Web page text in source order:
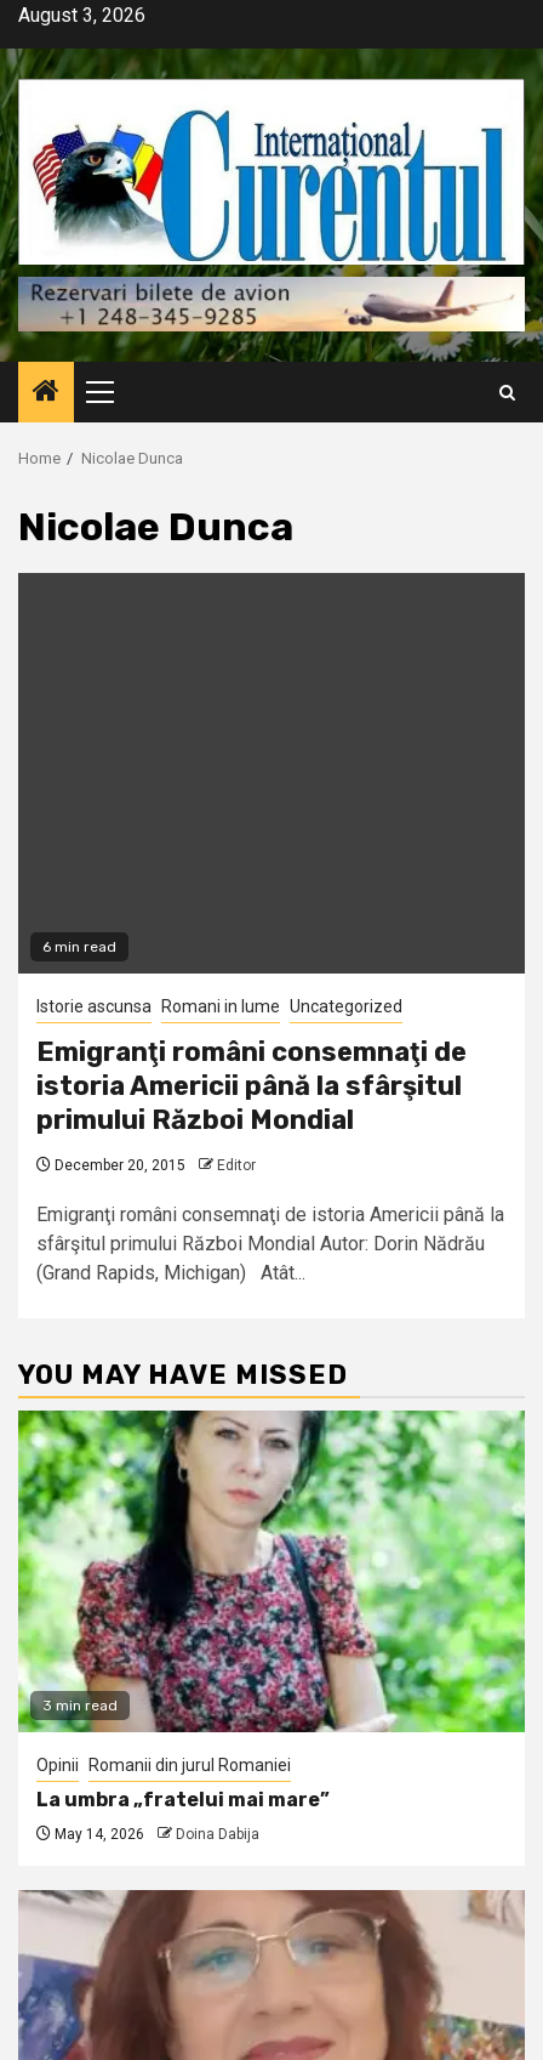
Skip
content
August 3, 2026
Primary
Menu
Home Nicolae Dunca
Nicolae Dunca
6 min read
Istorie ascunsa Romani in lume Uncategorized
Emigranţi români consemnaţi de
istoria Americii până la sfârşitul
primului Război Mondial
December 20, 2015 Editor
Emigranţi români consemnaţi de istoria Americii până la
sfârşitul primului Război Mondial Autor: Dorin Nădrău
(Grand Rapids, Michigan) Atât...
YOU MAY HAVE MISSED
3 min read
Opinii Romanii din jurul Romaniei
La umbra „fratelui mai mare”
May 14, 2026 Doina Dabija